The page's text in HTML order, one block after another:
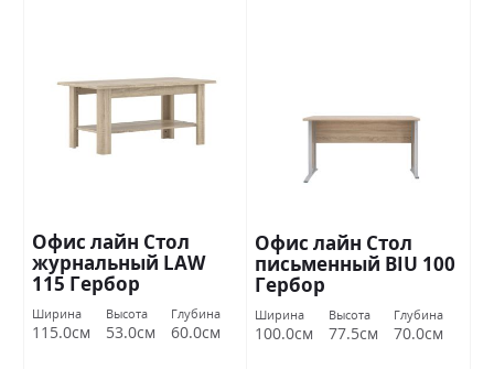
Офис лайн Стол
журнальный LAW
115 Гербор
Ширина
115.0см
Высота
53.0см
Глубина
60.0см
Офис лайн Стол
письменный BIU 100
Гербор
Ширина
100.0см
Высота
77.5см
Глубина
70.0см